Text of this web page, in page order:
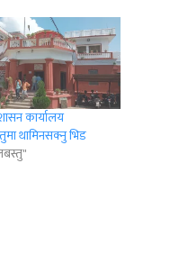
कार्यालय
थामिनसक्नु भिड